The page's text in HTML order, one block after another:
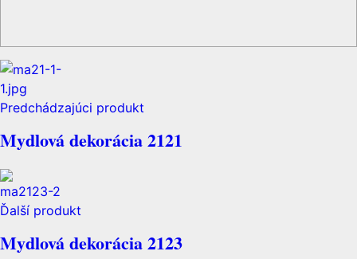
Predchádzajúci produkt
Mydlová dekorácia 2121
Ďalší produkt
Mydlová dekorácia 2123